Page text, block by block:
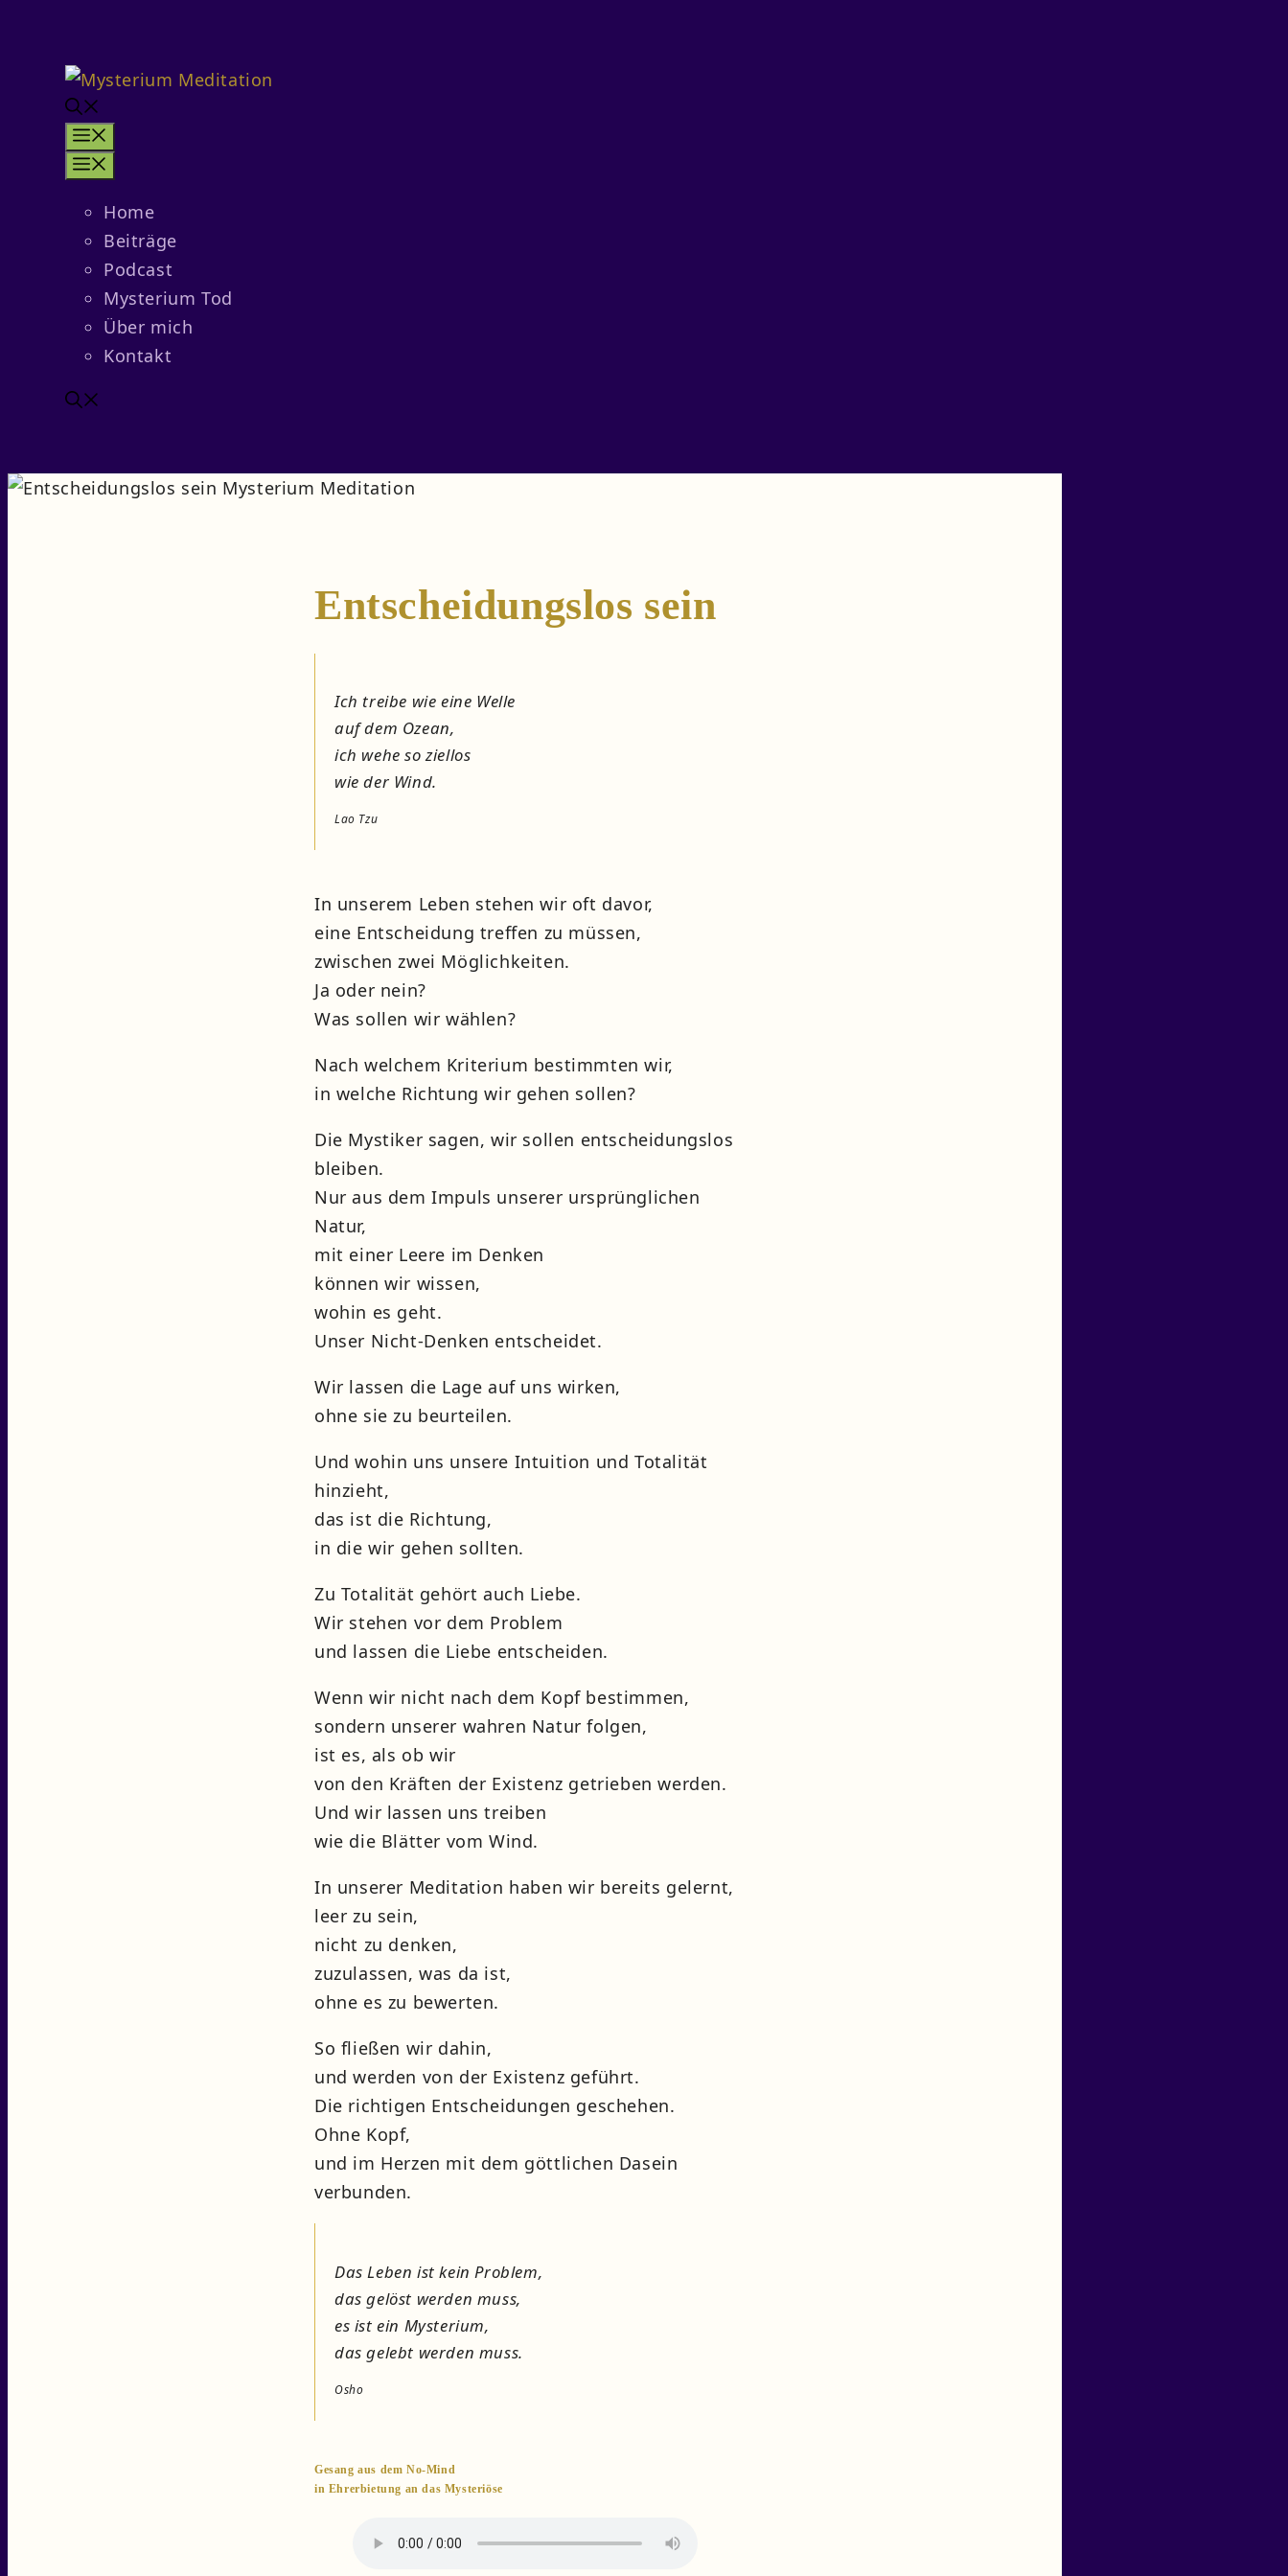
springen
Home
Beiträge
Podcast
Mysterium Tod
Über mich
Kontakt
Entscheidungslos sein
Ich treibe wie eine Welle
auf dem Ozean,
ich wehe so ziellos
wie der Wind.
Lao Tzu
In unserem Leben stehen wir oft davor,
eine Entscheidung treffen zu müssen,
zwischen zwei Möglichkeiten.
Ja oder nein?
Was sollen wir wählen?
Nach welchem Kriterium bestimmten wir,
in welche Richtung wir gehen sollen?
Die Mystiker sagen, wir sollen entscheidungslos
bleiben.
Nur aus dem Impuls unserer ursprünglichen
Natur,
mit einer Leere im Denken
können wir wissen,
wohin es geht.
Unser Nicht-Denken entscheidet.
Wir lassen die Lage auf uns wirken,
ohne sie zu beurteilen.
Und wohin uns unsere Intuition und Totalität
hinzieht,
das ist die Richtung,
in die wir gehen sollten.
Zu Totalität gehört auch Liebe.
Wir stehen vor dem Problem
und lassen die Liebe entscheiden.
Wenn wir nicht nach dem Kopf bestimmen,
sondern unserer wahren Natur folgen,
ist es, als ob wir
von den Kräften der Existenz getrieben werden.
Und wir lassen uns treiben
wie die Blätter vom Wind.
In unserer Meditation haben wir bereits gelernt,
leer zu sein,
nicht zu denken,
zuzulassen, was da ist,
ohne es zu bewerten.
So fließen wir dahin,
und werden von der Existenz geführt.
Die richtigen Entscheidungen geschehen.
Ohne Kopf,
und im Herzen mit dem göttlichen Dasein
verbunden.
Das Leben ist kein Problem,
das gelöst werden muss,
es ist ein Mysterium,
das gelebt werden muss.
Osho
Gesang aus dem No-Mind
in Ehrerbietung an das Mysteriöse